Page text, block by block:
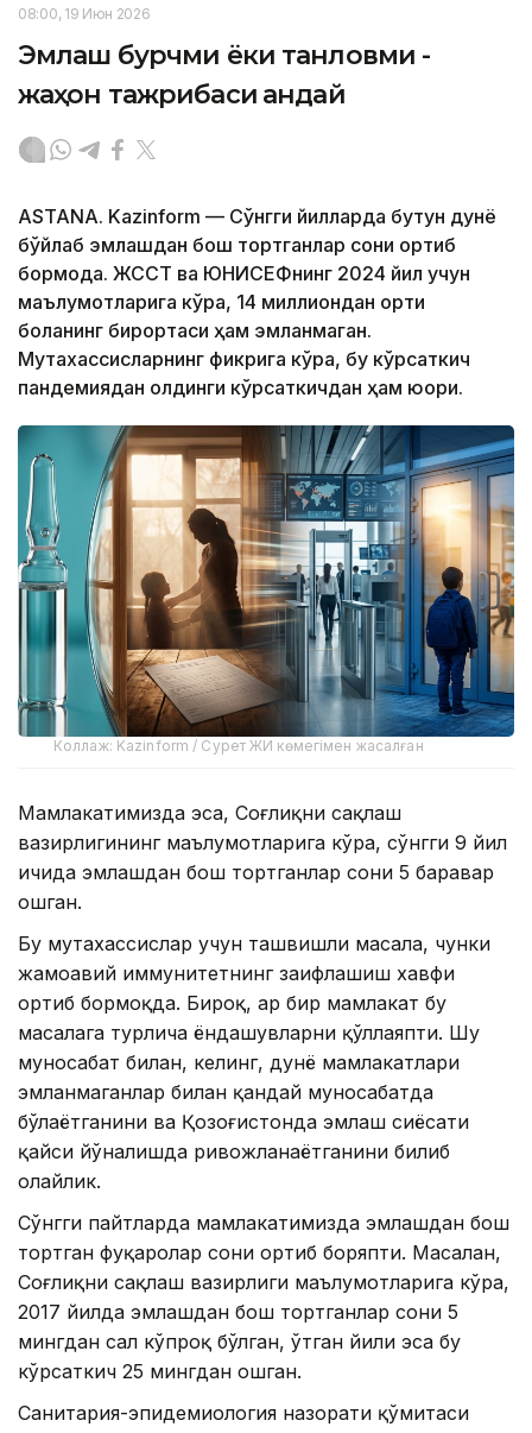
08:00, 19 Июн 2026
Эмлаш бурчми ёки танловми -
жаҳон тажрибаси қандай
ASTANA. Kazinform — Сўнгги йилларда бутун дунё
бўйлаб эмлашдан бош тортганлар сони ортиб
бормоқда. ЖССТ ва ЮНИCЕФнинг 2024 йил учун
маълумотларига кўра, 14 миллиондан ортиқ
боланинг бирортаси ҳам эмланмаган.
Мутахассисларнинг фикрига кўра, бу кўрсаткич
пандемиядан олдинги кўрсаткичдан ҳам юқори.
Коллаж: Kazinform / Сурет ЖИ көмегімен жасалған
Мамлакатимизда эса, Соғлиқни сақлаш
вазирлигининг маълумотларига кўра, сўнгги 9 йил
ичида эмлашдан бош тортганлар сони 5 баравар
ошган.
Бу мутахассислар учун ташвишли масала, чунки
жамоавий иммунитетнинг заифлашиш хавфи
ортиб бормоқда. Бироқ, ҳар бир мамлакат бу
масалага турлича ёндашувларни қўллаяпти. Шу
муносабат билан, келинг, дунё мамлакатлари
эмланмаганлар билан қандай муносабатда
бўлаётганини ва Қозоғистонда эмлаш сиёсати
қайси йўналишда ривожланаётганини билиб
олайлик.
Сўнгги пайтларда мамлакатимизда эмлашдан бош
тортган фуқаролар сони ортиб боряпти. Масалан,
Соғлиқни сақлаш вазирлиги маълумотларига кўра,
2017 йилда эмлашдан бош тортганлар сони 5
мингдан сал кўпроқ бўлган, ўтган йили эса бу
кўрсаткич 25 мингдан ошган.
Санитария-эпидемиология назорати қўмитаси